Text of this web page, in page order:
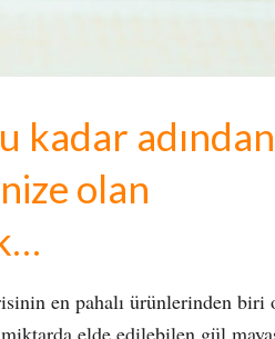
kadar adından
olan
en pahalı ürünlerinden biri